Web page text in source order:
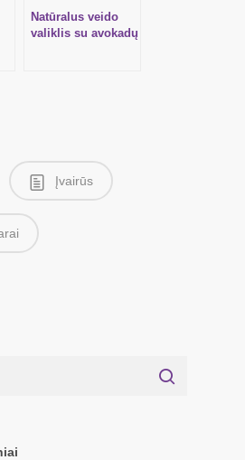
Natūralus veido
valiklis su avokadų
Įvairūs